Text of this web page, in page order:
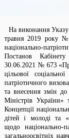
На виконання
травня 2019 року
національно-
Постанов
30.06.2021 № 673
цільової
патріотичного
та внесення змін
Міністрів України»
Концепції
дітей і молоді та
щодо національно-
загальноосвітніх